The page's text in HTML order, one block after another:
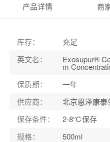
产品详情 商
库存：
充足
英文名： Exosupur®
m
保质期：
一年
供应商：
北京恩泽康
保存条件：
2-8℃保存
规格： 500ml